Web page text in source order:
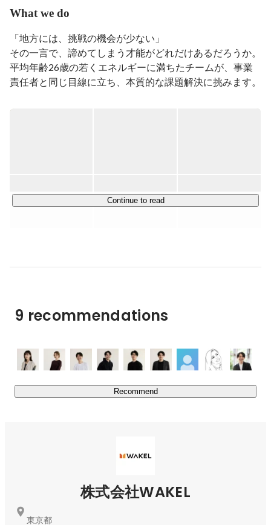
What we do
「地方には、挑戦の機会が少ない」
その一言で、諦めてしまう才能がどれだけあるだろうか。
平均年齢26歳の若くエネルギーに満ちたチームが、事業
責任者と同じ目線に立ち、本質的な課題解決に挑みます。
◆展開しているサービス
プロモーションを促進。
クライアントの期待を超える結果の伴うプロモーション成
◻︎MARKETING CONSULTING
れる仕組み・カスタマーコミュニケーションをサポート。
収益最大化をMISSIONにクライアントと共に伴走しま
す。
く。その積み重ねが、私たちの信頼の源泉です。
私たちは、Webマーケティングの力でクライアントを成
功に導き、その成功体験が、札幌で働く若者の新たな希望
となる。そんな好循環を生み出すことで、地方創生という
Continue to read
9 recommendations
Recommend
株式会社WAKEL
東京都